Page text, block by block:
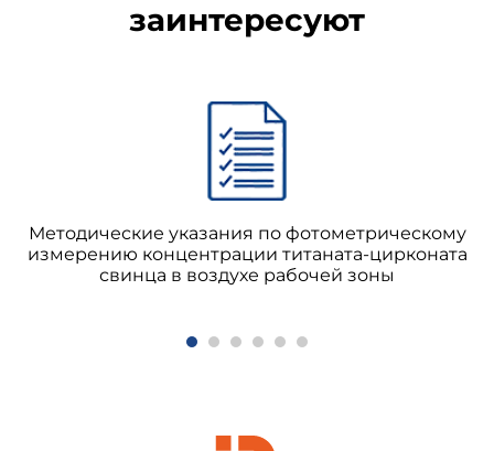
заинтересуют
Методические указания по фотометрическому
измерению концентрации титаната-цирконата
свинца в воздухе рабочей зоны